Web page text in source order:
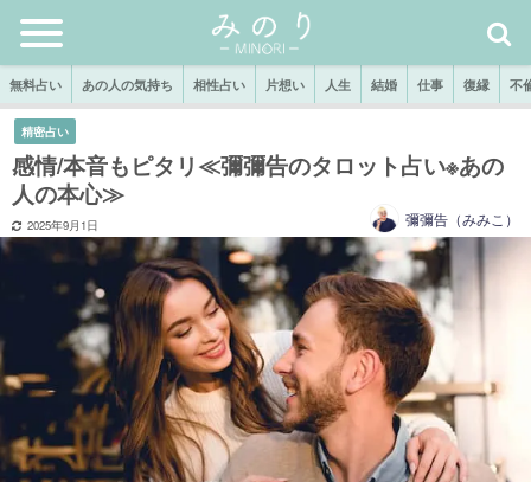
無料占い あの人の気持ち 相性占い 片想い 人生 結婚 仕事 復縁 不
精密占い
感情/本音もピタリ≪彌彌告のタロット占い※あの
人の本心≫
2025年9月1日 彌彌告（みみこ）